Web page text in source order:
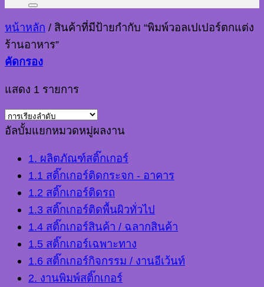
หน้าหลัก / สินค้าที่มีป้ายกำกับ “พิมพ์วอลเปเปอร์ตกแต่ง
ร้านอาหาร”
คัดกรอง
แสดง 1 รายการ
อัลบั้มแยกหมวดหมู่ผลงาน
1. ผลิตภัณฑ์สติ๊กเกอร์
1.1 สติ๊กเกอร์ติดกระจก - อาคาร
1.2 สติ๊กเกอร์ติดรถ
1.3 สติ๊กเกอร์ติดพื้นผิวทั่วไป
1.4 สติ๊กเกอร์สินค้า / ฉลากสินค้า
1.5 สติ๊กเกอร์เฉพาะทาง
1.6 สติ๊กเกอร์กิจกรรม / งานอีเว้นท์
2. งานพิมพ์สติ๊กเกอร์